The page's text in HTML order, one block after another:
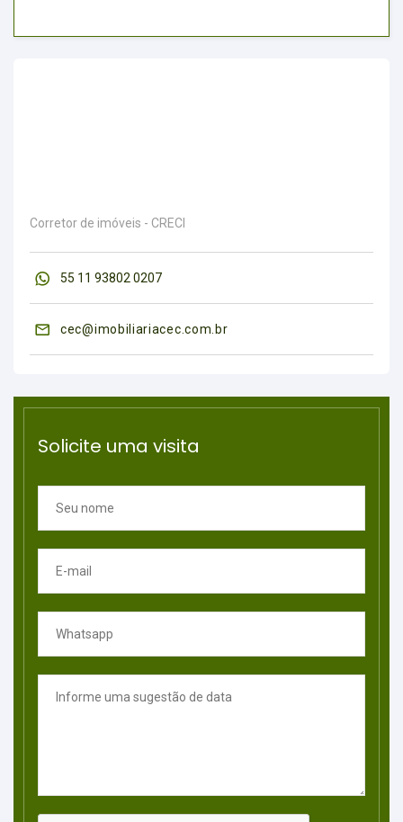
Corretor de imóveis - CRECI
55 11 93802 0207
cec@imobiliariacec.com.br
Solicite uma visita